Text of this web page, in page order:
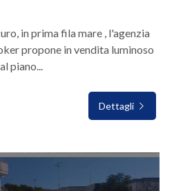
in prima fila mare , l'agenzia
propone in vendita luminoso
piano...
Dettagli